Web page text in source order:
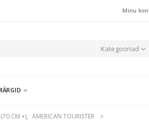
Minu
Kategooriad
CM +), AMERICAN TOURISTER